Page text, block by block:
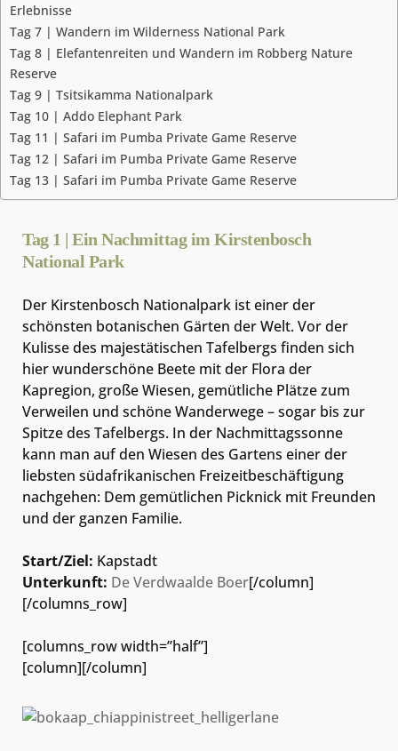
Erlebnisse
Tag 7 | Wandern im Wilderness National Park
Tag 8 | Elefantenreiten und Wandern im Robberg Nature
Reserve
Tag 9 | Tsitsikamma Nationalpark
Tag 10 | Addo Elephant Park
Tag 11 | Safari im Pumba Private Game Reserve
Tag 12 | Safari im Pumba Private Game Reserve
Tag 13 | Safari im Pumba Private Game Reserve
Tag 1 | Ein Nachmittag im Kirstenbosch
National Park
Der Kirstenbosch Nationalpark ist einer der
schönsten botanischen Gärten der Welt. Vor der
Kulisse des majestätischen Tafelbergs finden sich
hier wunderschöne Beete mit der Flora der
Kapregion, große Wiesen, gemütliche Plätze zum
Verweilen und schöne Wanderwege – sogar bis zur
Spitze des Tafelbergs. In der Nachmittagssonne
kann man auf den Wiesen des Gartens einer der
liebsten südafrikanischen Freizeitbeschäftigung
nachgehen: Dem gemütlichen Picknick mit Freunden
und der ganzen Familie.
Start/Ziel: Kapstadt
Unterkunft: De Verdwaalde Boer[/column]
[/columns_row]
[columns_row width=”half”]
[column][/column]